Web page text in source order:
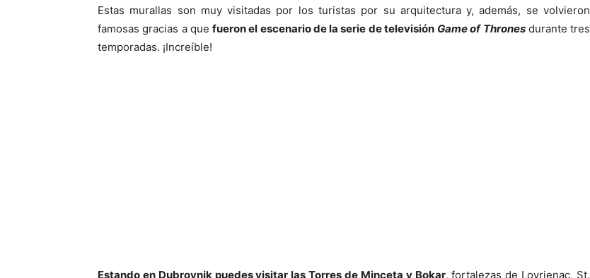
Estas murallas son muy visitadas por los turistas por su arquitectura y, además, se volvieron
famosas gracias a que fueron el escenario de la serie de televisión Game of Thronesdurante tres
temporadas. ¡Increíble!
Estando en Dubrovnik puedes visitar las Torres de Minceta y Bokar, fortalezas de Lovrjenac, St.